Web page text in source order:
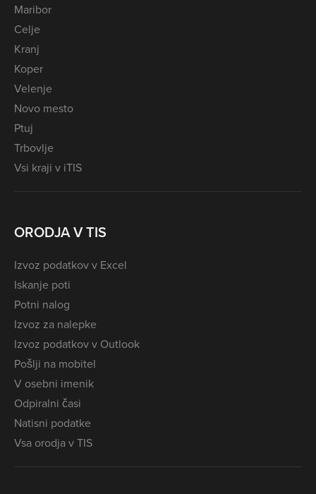
Maribor
Celje
Kranj
Koper
Velenje
Novo mesto
Ptuj
Trbovlje
Vsi kraji v iTIS
ORODJA V TIS
Izvoz podatkov v Excel
Iskanje poti
Potni nalog
Izvoz za nalepke
Izvoz podatkov v Outlook
Pošlji na mobitel
V osebni imenik
Odpiralni časi
Natisni podatke
Vsa orodja v TIS